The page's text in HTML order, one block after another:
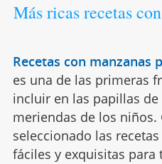
Más ricas recetas
Recetas con manzanas
es una de las primeras
incluir en las papillas
meriendas de los
seleccionado las
fáciles y exquisitas para